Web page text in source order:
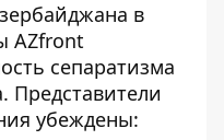
в
AZfront
сепаратизма
Представители
убеждены: